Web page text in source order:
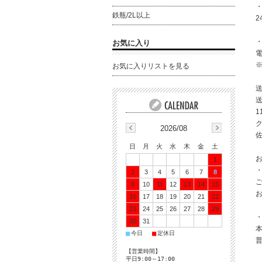
※
鉄瓶/2L以上
お気に入り
お気に入りリストを見る
2026/08
日 月 火 水 木 金
土
1
2
3 4 5 6 7
8
9
10 11 12 13 14
15
16
17 18 19 20 21
22
23
24 25 26 27 28
29
30
31
■今日 ■定休日
【営業時間】
平日9:00～17:00